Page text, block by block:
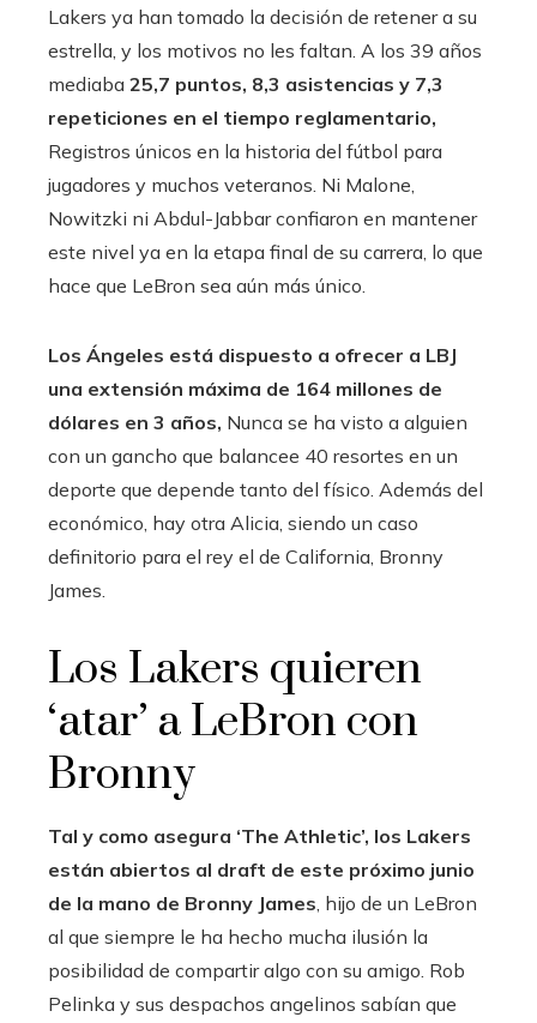
Lakers ya han tomado la decisión de retener a su
estrella, y los motivos no les faltan. A los 39 años
mediaba 25,7 puntos, 8,3 asistencias y 7,3
repeticiones en el tiempo reglamentario,
Registros únicos en la historia del fútbol para
jugadores y muchos veteranos. Ni Malone,
Nowitzki ni Abdul-Jabbar confiaron en mantener
este nivel ya en la etapa final de su carrera, lo que
hace que LeBron sea aún más único.
Los Ángeles está dispuesto a ofrecer a LBJ
una extensión máxima de 164 millones de
dólares en 3 años, Nunca se ha visto a alguien
con un gancho que balancee 40 resortes en un
deporte que depende tanto del físico. Además del
económico, hay otra Alicia, siendo un caso
definitorio para el rey el de California, Bronny
James.
Los Lakers quieren
‘atar’ a LeBron con
Bronny
Tal y como asegura ‘The Athletic’, los Lakers
están abiertos al draft de este próximo junio
de la mano de Bronny James , hijo de un LeBron
al que siempre le ha hecho mucha ilusión la
posibilidad de compartir algo con su amigo. Rob
Pelinka y sus despachos angelinos sabían que